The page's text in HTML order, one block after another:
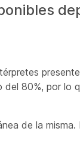
80%, por lo
de la